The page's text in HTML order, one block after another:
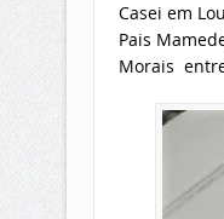
Casei em
Pais
Morais